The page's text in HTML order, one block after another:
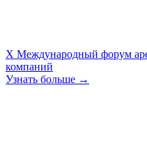
X Международный форум
компаний
Узнать больше →